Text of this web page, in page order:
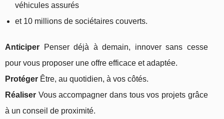
véhicules assurés
et 10 millions de sociétaires couverts.
Anticiper Penser déjà à demain, innover sans cesse
pour vous proposer une offre efficace et adaptée.
Protéger Être, au quotidien, à vos côtés.
Réaliser Vous accompagner dans tous vos projets grâce
à un conseil de proximité.